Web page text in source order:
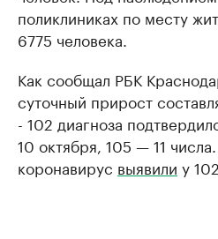
поликлиниках по месту
6775 человека.
Как сообщал РБК
суточный прирост
- 102 диагноза
10 октября, 105 — 11
коронавирус выявили у